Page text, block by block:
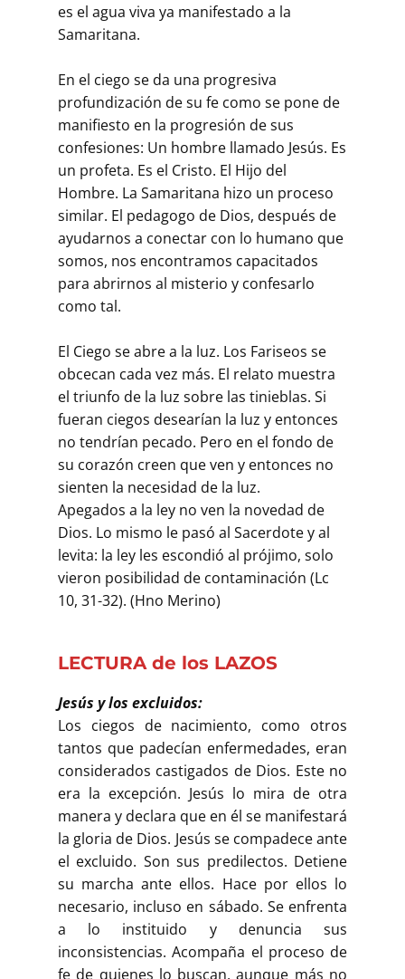
es el agua viva ya manifestado a la
Samaritana.
En el ciego se da una progresiva
profundización de su fe como se pone de
manifiesto en la progresión de sus
confesiones: Un hombre llamado Jesús. Es
un profeta. Es el Cristo. El Hijo del
Hombre. La Samaritana hizo un proceso
similar. El pedagogo de Dios, después de
ayudarnos a conectar con lo humano que
somos, nos encontramos capacitados
para abrirnos al misterio y confesarlo
como tal.
El Ciego se abre a la luz. Los Fariseos se
obcecan cada vez más. El relato muestra
el triunfo de la luz sobre las tinieblas. Si
fueran ciegos desearían la luz y entonces
no tendrían pecado. Pero en el fondo de
su corazón creen que ven y entonces no
sienten la necesidad de la luz.
Apegados a la ley no ven la novedad de
Dios. Lo mismo le pasó al Sacerdote y al
levita: la ley les escondió al prójimo, solo
vieron posibilidad de contaminación (Lc
10, 31-32). (Hno Merino)
LECTURA de los LAZOS
Jesús y los excluidos:
Los ciegos de nacimiento, como otros
tantos que padecían enfermedades, eran
considerados castigados de Dios. Este no
era la excepción. Jesús lo mira de otra
manera y declara que en él se manifestará
la gloria de Dios. Jesús se compadece ante
el excluido. Son sus predilectos. Detiene
su marcha ante ellos. Hace por ellos lo
necesario, incluso en sábado. Se enfrenta
a lo instituido y denuncia sus
inconsistencias. Acompaña el proceso de
fe de quienes lo buscan, aunque más no